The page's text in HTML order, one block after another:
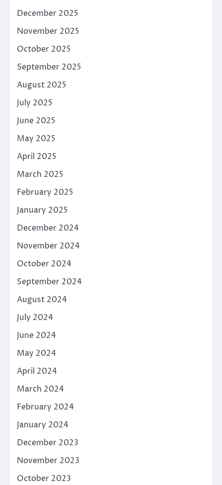
December 2025
November 2025
October 2025
September 2025
August 2025
July 2025
June 2025
May 2025
April 2025
March 2025
February 2025
January 2025
December 2024
November 2024
October 2024
September 2024
August 2024
July 2024
June 2024
May 2024
April 2024
March 2024
February 2024
January 2024
December 2023
November 2023
October 2023